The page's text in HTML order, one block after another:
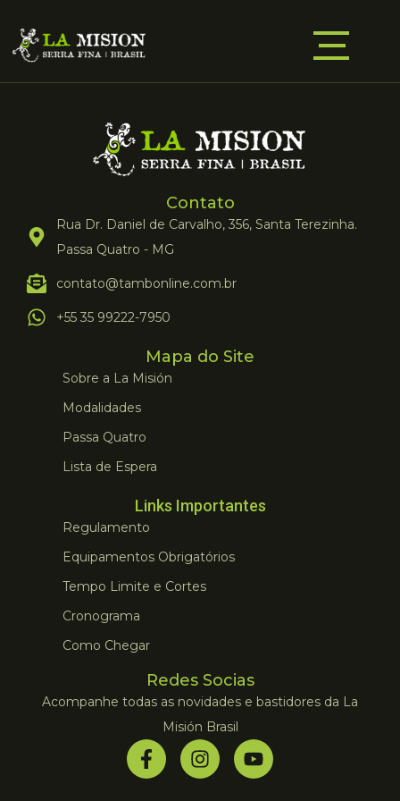
Contato
Rua Dr. Daniel de Carvalho, 356, Santa Terezinha.
Passa Quatro - MG
contato@tambonline.com.br
+55 35 99222-7950
Mapa do Site
Sobre a La Misión
Modalidades
Passa Quatro
Lista de Espera
Links Importantes
Regulamento
Equipamentos Obrigatórios
Tempo Limite e Cortes
Cronograma
Como Chegar
Redes Socias
Acompanhe todas as novidades e bastidores da La
Misión Brasil